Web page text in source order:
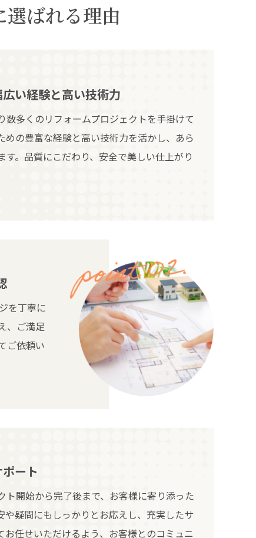
ばれる理由
い経験と高い技術力
数多くのリフォームプロジェクトを手掛けて
めの豊富な経験と高い技術力を活かし、あら
。品質にこだわり、安全で美しい仕上がり
を丁寧に
、ご満足
ご依頼い
ート
ト開始から完了後まで、お客様に寄り添った
や疑問にもしっかりとお応えし、充実したサ
任せいただけるよう、お客様とのコミュニ